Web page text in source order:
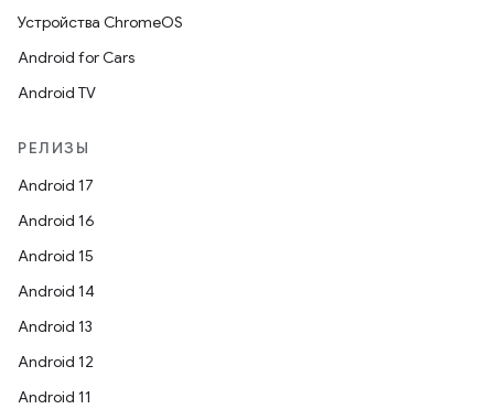
Устройства ChromeOS
Android for Cars
Android TV
РЕЛИЗЫ
Android 17
Android 16
Android 15
Android 14
Android 13
Android 12
Android 11